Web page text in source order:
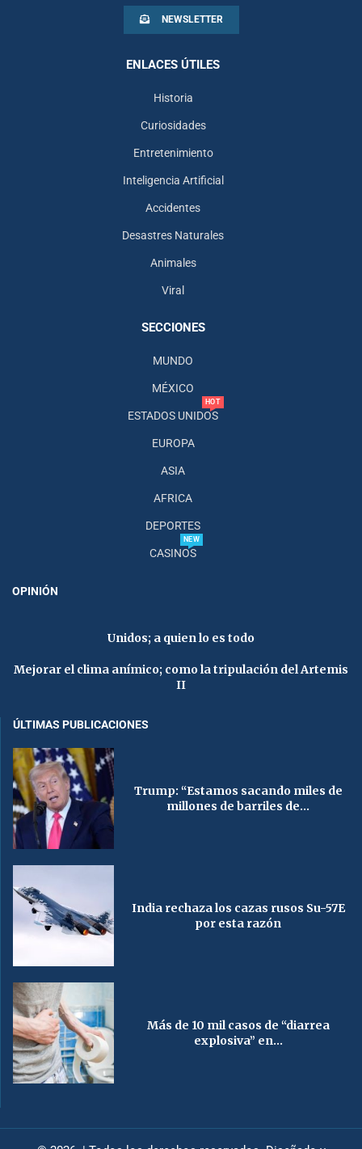
NEWSLETTER
ENLACES ÚTILES
Historia
Curiosidades
Entretenimiento
Inteligencia Artificial
Accidentes
Desastres Naturales
Animales
Viral
SECCIONES
MUNDO
MÉXICO
ESTADOS UNIDOS
HOT
EUROPA
ASIA
AFRICA
DEPORTES
CASINOS
NEW
OPINIÓN
Unidos; a quien lo es todo
Mejorar el clima anímico; como la tripulación del Artemis
II
ÚLTIMAS PUBLICACIONES
Trump: “Estamos sacando miles de
millones de barriles de...
India rechaza los cazas rusos Su-57E
por esta razón
Más de 10 mil casos de “diarrea
explosiva” en...